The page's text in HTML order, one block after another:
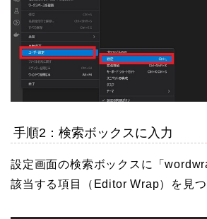
手順2：検索ボックスに入力
設定画面の検索ボックスに「
該当する項目（Editor Wrap）を見つ